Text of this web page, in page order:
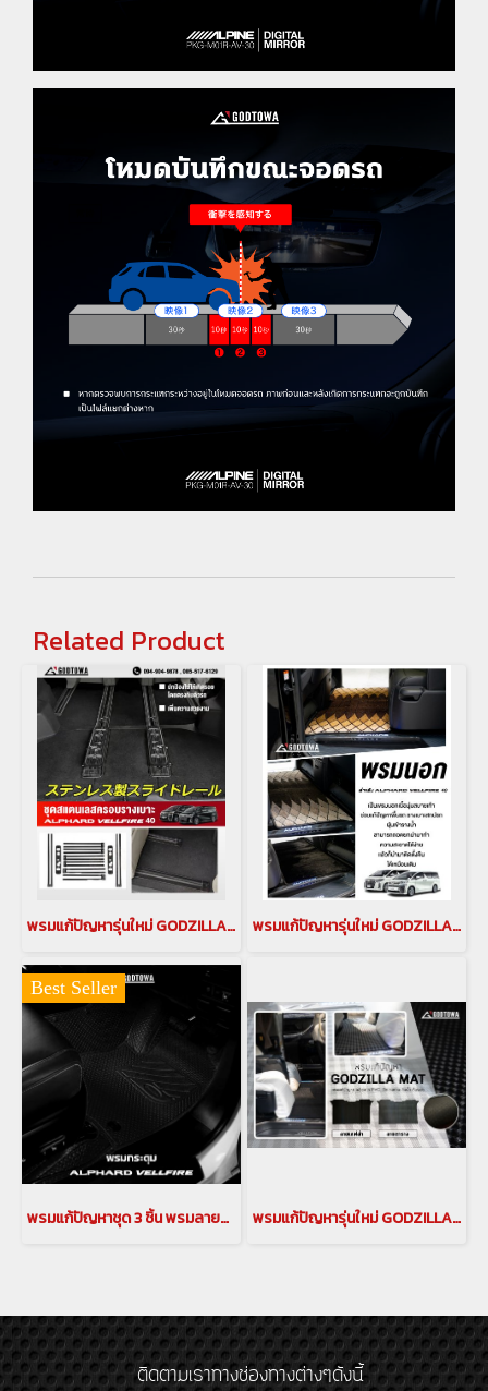
Related Product
พรมแก้ปัญหารุ่นใหม่ GODZILLA HYBRID MAT สำหรับ ALPHARD VELLFIRE 40 พรมalphard พรมVellfire พรมปูพื้นรถยนต์ พรมอัลพาร์ด พรมเวลไฟร์ alphard Floor Mat Vellfire Floor Mat(copy)(copy) พรมแก้ปัญหารุ่นใหม่ GODZILLA HYBRID MAT สำหรับ ALPHARD VELLFIRE 40 พรมalphard พรมVellfire พรมปูพื้นรถยนต์ พรมอัลพาร์ด พรมเวลไฟร์ alphard Floor Mat Vellfire Floor Mat(copy)(copy)
Best Seller
พรมแก้ปัญหาชุด 3 ชิ้น พรมลายตาราง / ลายเสือ 3 ชิ้น พรมแก้ปัญหาสำหรับรถยนต์ ALPHARD / VELLFIRE 30 รุ่นปี 2015-2022(copy)(copy) พรมแก้ปัญหารุ่นใหม่ GODZILLA MAT พรมalphard พรมVellfire พรมปูพื้นรถยนต์ พรมอัลพาร์ด พรมเวลไฟร์ alphard Floor Mat Vellfire Floor Mat
ติดตามเราทางช่องทางต่างๆดังนี้